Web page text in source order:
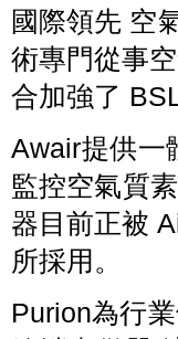
國際領先 空
術專門從事
合加強了
Awair提供一
監控空氣質
器目前正被
所採用。
Purion為行